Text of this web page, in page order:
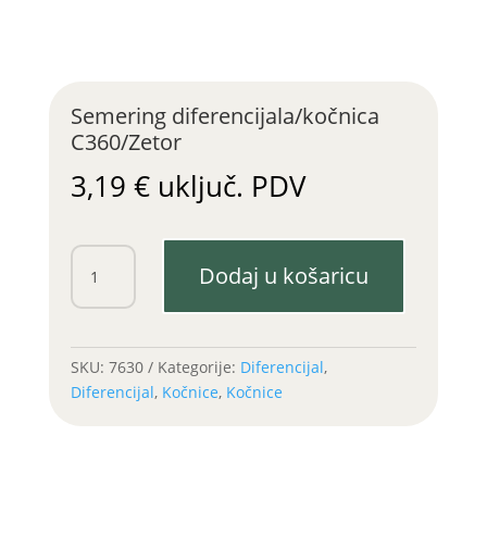
Semering diferencijala/kočnica
C360/Zetor
3,19 € uključ. PDV
Semering
diferencijala/kočnica
C360/Zetor
Dodaj u košaricu
SKU: 7630 Kategorije: Diferencijal,
Diferencijal, Kočnice, Kočnice